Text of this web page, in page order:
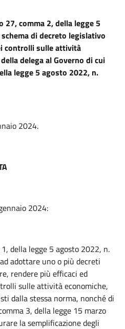
27, comma 2, della legge 5
di decreto legislativo
controlli sulle attività
delega al Governo di cui
legge 5 agosto 2022, n.
2024.
2024:
della legge 5 agosto 2022, n.
adottare uno o più decreti
rendere più efficaci ed
sulle attività economiche,
dalla stessa norma, nonché di
3, della legge 15 marzo
la semplificazione degli